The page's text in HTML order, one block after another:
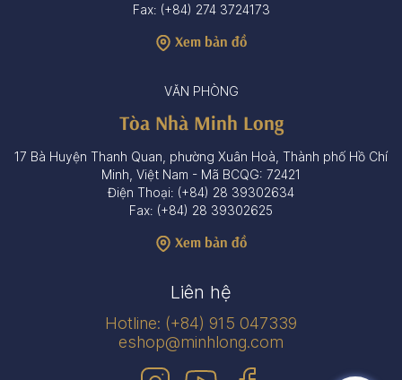
Fax: (+84) 274 3724173
Xem bản đồ
VĂN PHÒNG
Tòa Nhà Minh Long
17 Bà Huyện Thanh Quan, phường Xuân Hoà, Thành phố Hồ Chí
Minh, Việt Nam - Mã BCQG: 72421
Điện Thoại: (+84) 28 39302634
Fax: (+84) 28 39302625
Xem bản đồ
Liên hệ
Hotline: (+84) 915 047339
eshop@minhlong.com